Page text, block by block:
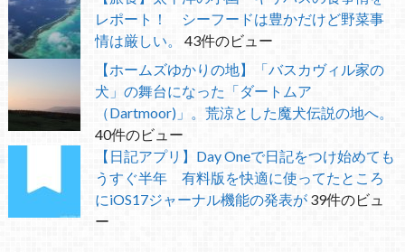
レポート！ シーフードは豊かだけど野菜事
情は厳しい。
43件のビュー
【ホームズゆかりの地】「バスカヴィル家の
犬」の舞台になった「ダートムア
（Dartmoor)」。荒涼とした魔犬伝説の地へ。
40件のビュー
【日記アプリ】Day Oneで日記をつけ始めても
うすぐ半年 有料版を快適に使ってたところ
にiOS17ジャーナル機能の発表が 39件のビュ
ー